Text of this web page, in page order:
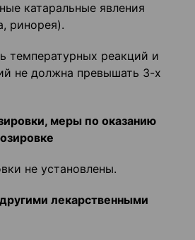
катаральные явления
ринорея).
температурных реакций и
не должна превышать 3-х
меры по оказанию
не установлены.
лекарственными